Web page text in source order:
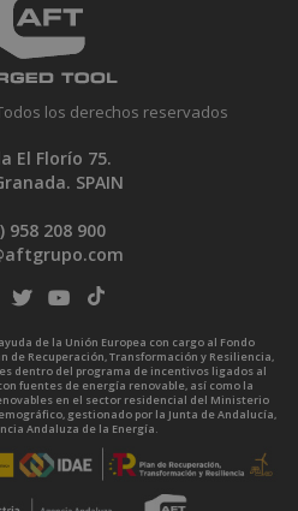
los derechos reservados
El Florío 75.
SPAIN
958 208 900
de la Unión Europea con cargo al Fondo
de Recuperación, Transformación y Resiliencia,
dentro del programa de incentivos ligados al
fuentes de energía renovable, así como la
en el sector residencial del Ministerio
gestionado por la Junta de Andalucía,
Andaluza de la Energía.